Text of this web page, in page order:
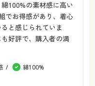
100%の素材感に高い
でお得感があり、着心
と感じられていま
好評で、購入者の満
綿100%